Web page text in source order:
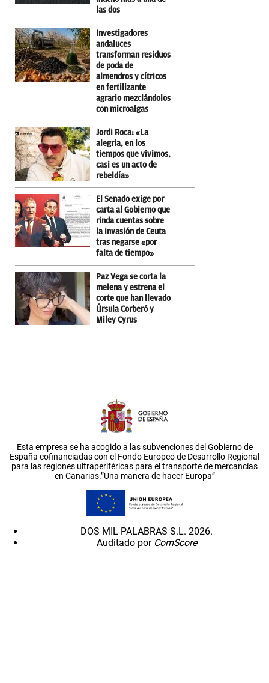
las dos
Investigadores
andaluces
transforman residuos
de poda de
almendros y cítricos
en fertilizante
agrario mezclándolos
con microalgas
Jordi Roca: «La
alegría, en los
tiempos que vivimos,
casi es un acto de
rebeldía»
El Senado exige por
carta al Gobierno que
rinda cuentas sobre
la invasión de Ceuta
tras negarse «por
falta de tiempo»
Paz Vega se corta la
melena y estrena el
corte que han llevado
Úrsula Corberó y
Miley Cyrus
Esta empresa se ha acogido a las subvenciones del Gobierno de
España cofinanciadas con el Fondo Europeo de Desarrollo Regional
para las regiones ultraperiféricas para el transporte de mercancías
en Canarias.”Una manera de hacer Europa”
DOS MIL PALABRAS S.L. 2026.
Auditado por ComScore